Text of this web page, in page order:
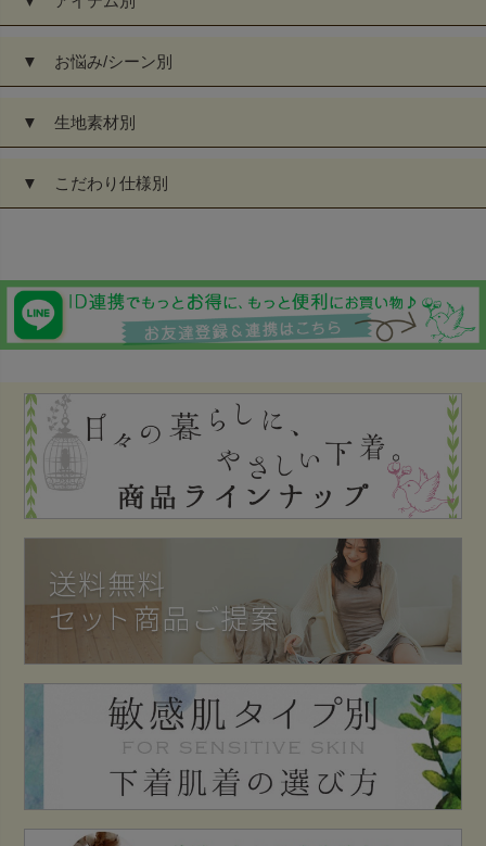
▼ お悩み/シーン別
▼ 生地素材別
▼ こだわり仕様別